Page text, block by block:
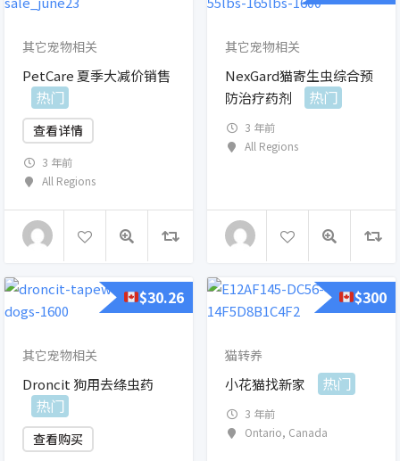
其它宠物相关
PetCare 夏季大减价销售
热门
查看详情
3 年前
All Regions
其它宠物相关
NexGard猫寄生虫综合预
防治疗药剂
热门
3 年前
All Regions
$30.26
其它宠物相关
Droncit 狗用去绦虫药
热门
查看购买
$300
猫转养
小花猫找新家 热门
3 年前
Ontario, Canada